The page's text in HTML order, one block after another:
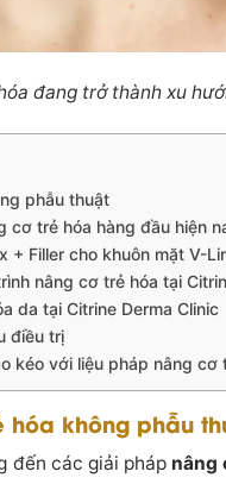
đang trở thành xu
phẫu thuật
cơ trẻ hóa hàng đầu hiện
+ Filler cho khuôn mặt V-
nâng cơ trẻ hóa tại
da tại Citrine Derma Clinic
điều trị
kéo với liệu pháp nâng cơ
hóa không phẫu
đến các giải pháp nâng